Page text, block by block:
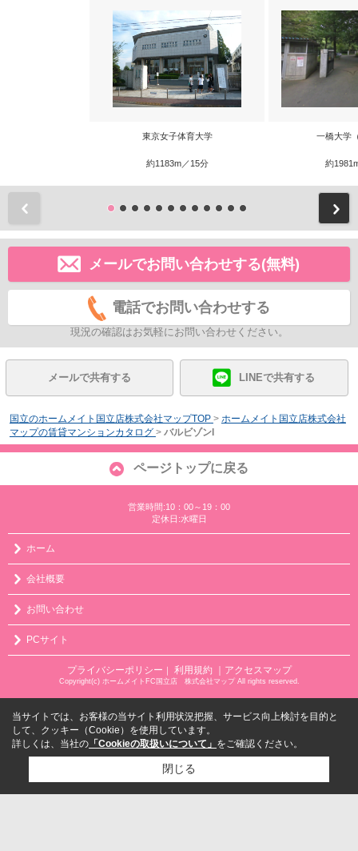
東京女子体育大学
約1183m／15分
一橋大学
約
メールでお問い合わせする(無料)
電話でお問い合わせする
現況の確認はお気軽にお問い合わせください。
メールで共有する LINEで共有する
国立のホームメイト国立店株式会社マップTOP > ホームメイト国立店株式会社
マップの賃貸マンションカタログ > バルビゾンI
ページトップに戻る
営業時間:10：00～19：00
定休日:水曜日
ホーム
会社概要
お問い合わせ
PCサイト
プライバシーポリシー 利用規約 ｜アクセスマップ
Copyright(c) ホームメイトFC国立店 株式会社マップ All rights reserved.
当サイトでは、お客様の当サイト利用状況把握、サービス向上検討を目的と
して、クッキー（Cookie）を使用しています。
詳しくは、当社の 「Cookieの取扱いについて」 をご確認ください。
閉じる